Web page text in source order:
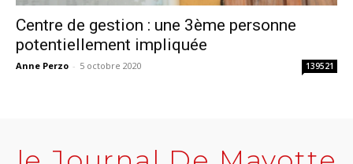
Centre de gestion : une 3ème personne
potentiellement impliquée
Anne Perzo - 5 octobre 2020 139521